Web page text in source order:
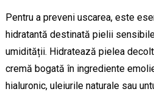
Pentru a preveni uscarea, este
hidratantă destinată pielii
umidității. Hidratează pielea
cremă bogată în ingrediente
hialuronic, uleiurile naturale sau